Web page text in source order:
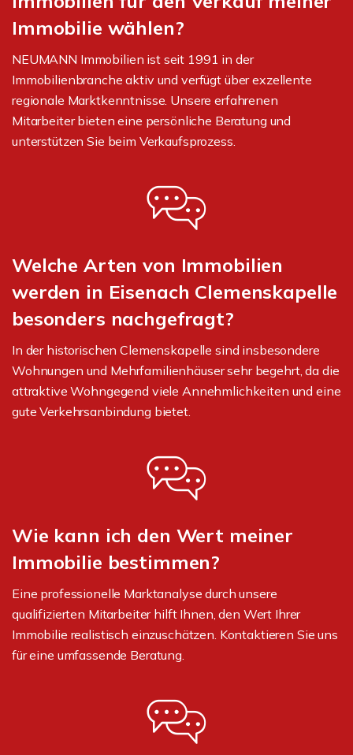
Immobilie wählen?
NEUMANN Immobilien ist seit 1991 in der
Immobilienbranche aktiv und verfügt über exzellente
regionale Marktkenntnisse. Unsere erfahrenen
Mitarbeiter bieten eine persönliche Beratung und
unterstützen Sie beim Verkaufsprozess.
Welche Arten von Immobilien
werden in Eisenach Clemenskapelle
besonders nachgefragt?
In der historischen Clemenskapelle sind insbesondere
Wohnungen und Mehrfamilienhäuser sehr begehrt, da die
attraktive Wohngegend viele Annehmlichkeiten und eine
gute Verkehrsanbindung bietet.
Wie kann ich den Wert meiner
Immobilie bestimmen?
Eine professionelle Marktanalyse durch unsere
qualifizierten Mitarbeiter hilft Ihnen, den Wert Ihrer
Immobilie realistisch einzuschätzen. Kontaktieren Sie uns
für eine umfassende Beratung.